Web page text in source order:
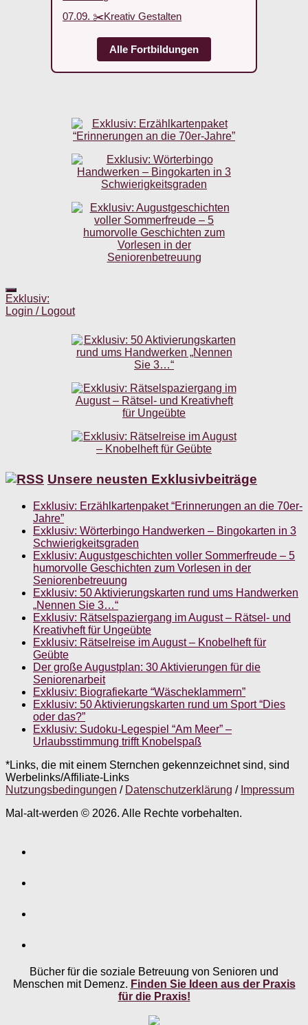
07.09. ✂️Kreativ Gestalten
Alle Fortbildungen
Exklusiv:
Login / Logout
Unsere neusten Exklusivbeiträge
Exklusiv: Erzählkartenpaket “Erinnerungen an die 70er-
Jahre”
Exklusiv: Wörterbingo Handwerken – Bingokarten in 3
Schwierigkeitsgraden
Exklusiv: Augustgeschichten voller Sommerfreude – 5
humorvolle Geschichten zum Vorlesen in der
Seniorenbetreuung
Exklusiv: 50 Aktivierungskarten rund ums Handwerken
„Nennen Sie 3…“
Exklusiv: Rätselspaziergang im August – Rätsel- und
Kreativheft für Ungeübte
Exklusiv: Rätselreise im August – Knobelheft für
Geübte
Der große Augustplan: 30 Aktivierungen für die
Seniorenarbeit
Exklusiv: Biografiekarte “Wäscheklammern”
Exklusiv: 50 Aktivierungskarten rund um Sport “Dies
oder das?”
Exklusiv: Sudoku-Legespiel “Am Meer” –
Urlaubsstimmung trifft Knobelspaß
*Links, die mit einem Sternchen gekennzeichnet sind, sind
Werbelinks/Affiliate-Links
Nutzungsbedingungen / Datenschutzerklärung / Impressum
Mal-alt-werden © 2026. Alle Rechte vorbehalten.
Bücher für die soziale Betreuung von Senioren und
Menschen mit Demenz. Finden Sie Ideen aus der Praxis
für die Praxis!